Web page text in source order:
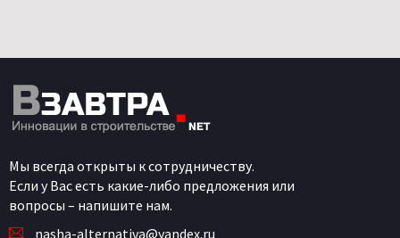
Мы всегда открыты к сотрудничеству.
Если у Вас есть какие-либо предложения или
вопросы – напишите нам.
nasha-alternativa@yandex.ru